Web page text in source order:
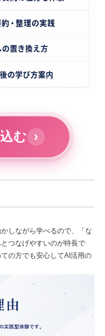
む ›
しながら学べるので、「な
つなげやすいのが特長で
の方でも安心してAI活用の